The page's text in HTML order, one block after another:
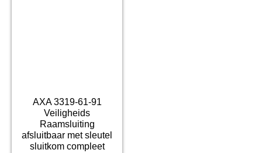
AXA 3319-61-91
Veiligheids
Raamsluiting
afsluitbaar met sleutel
sluitkom compleet